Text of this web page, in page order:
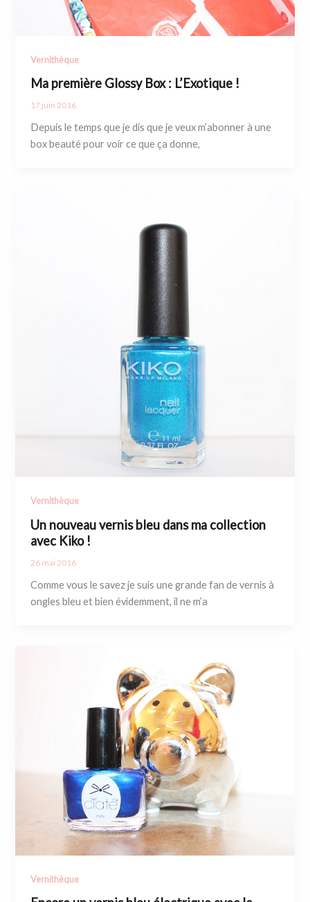
Vernithèque
Ma première Glossy Box : L’Exotique !
17 juin 2016
Depuis le temps que je dis que je veux m’abonner à une
box beauté pour voir ce que ça donne,
Vernithèque
Un nouveau vernis bleu dans ma collection
avec Kiko !
26 mai 2016
Comme vous le savez je suis une grande fan de vernis à
ongles bleu et bien évidemment, il ne m’a
Vernithèque